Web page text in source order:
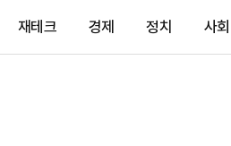
재테크 경제 정치 사